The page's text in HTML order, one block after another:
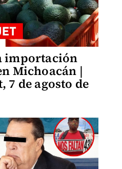
importación
Michoacán |
7 de agosto de